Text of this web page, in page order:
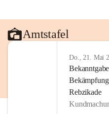
Amtstafel
Do., 21. Mai
Rebzikade